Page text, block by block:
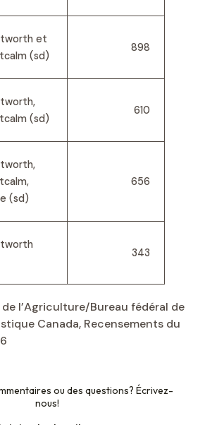
et
(sd)
898
(sd)
610
(sd)
656
343
l’Agriculture/Bureau fédéral de
Canada, Recensements du
ou des questions? Écrivez-
nous!